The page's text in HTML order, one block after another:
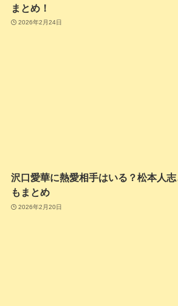
まとめ！
2026年2月24日
沢口愛華に熱愛相手はいる？松本人
もまとめ
2026年2月20日